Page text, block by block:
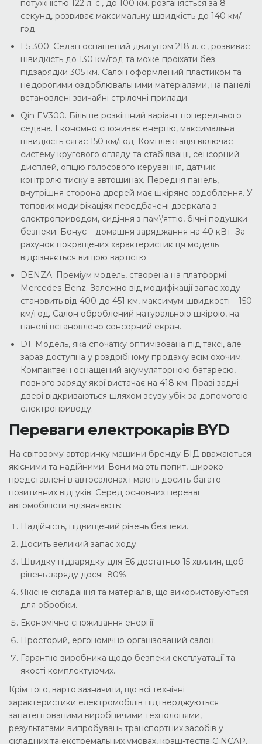
потужністю 122 л. с., до 100 км. розганяється за 8
секунд, розвиває максимальну швидкість до 140 км/
год.
E5 300. Седан оснащений двигуном 218 л. с., розвиває
швидкість до 130 км/год та може проїхати без
підзарядки 305 км. Салон оформлений пластиком та
недорогими оздоблювальними матеріалами, на панелі
встановлені звичайні стрілочні прилади.
Qin EV300. Більше розкішний варіант попереднього
седана. Економно споживає енергію, максимальна
швидкість сягає 150 км/год. Комплектація включає
систему кругового огляду та стабілізації, сенсорний
дисплей, опцію голосового керування, датчик
контролю тиску в автошинах. Передня панель,
внутрішня сторона дверей має шкіряне оздоблення. У
топових модифікаціях передбачені дзеркала з
електроприводом, сидіння з пам\’яттю, бічні подушки
безпеки. Бонус – домашня заряджання на 40 кВт. За
рахунок покращених характеристик ця модель
відрізняється вищою вартістю.
DENZA. Преміум модель, створена на платформі
Mercedes-Benz. Залежно від модифікації запас ходу
становить від 400 до 451 км, максимум швидкості – 150
км/год. Салон оброблений натуральною шкірою, на
панелі встановлено сенсорний екран.
D1. Модель, яка спочатку оптимізована під таксі, але
зараз доступна у роздрібному продажу всім охочим.
Компактвен оснащений акумуляторною батареєю,
повного заряду якої вистачає на 418 км. Праві задні
двері відкриваються шляхом зсуву убік за допомогою
електроприводу.
Переваги електрокарів BYD
На світовому авторинку машини бренду БІД вважаються
якісними та надійними. Вони мають попит, широко
представлені в автосалонах і мають досить багато
позитивних відгуків. Серед основних переваг
автомобілісти відзначають:
Надійність, підвищений рівень безпеки.
Досить великий запас ходу.
Швидку підзарядку для Е6 достатньо 15 хвилин, щоб
рівень заряду досяг 80%.
Якісне складання та матеріалів, що використовуються
для обробки.
Економічне споживання енергії.
Просторий, ергономічно організований салон.
Гарантію виробника щодо безпеки експлуатації та
якості комплектуючих.
Крім того, варто зазначити, що всі технічні
характеристики електромобілів підтверджуються
запатентованими виробничими технологіями,
результатами випробувань транспортних засобів у
складних та екстремальних умовах, краш-тестів C NCAP,